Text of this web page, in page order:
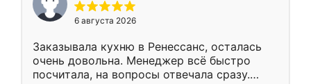
6 августа 2026
Заказывала кухню в Ренессанс, осталась
очень довольна. Менеджер всё быстро
посчитала, на вопросы отвечала сразу.